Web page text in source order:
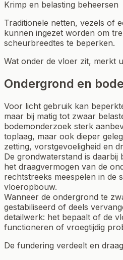
Krimp en belasting beheersen
Traditionele netten, vezels of
kunnen ingezet worden om
scheurbreedtes te beperken.
Wat onder de vloer zit, merkt
Ondergrond en
Voor licht gebruik kan
maar bij matig tot zwaar
bodemonderzoek sterk
toplaag, maar ook dieper
zetting, vorstgevoeligheid en
De grondwaterstand is daarbij
het draagvermogen van de
rechtstreeks meespelen in de
vloeropbouw.
Wanneer de ondergrond te
gestabiliseerd of deels
detailwerk: het bepaalt of de
functioneren of vroegtijdig
De fundering verdeelt en